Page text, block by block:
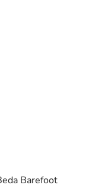
Barefoot